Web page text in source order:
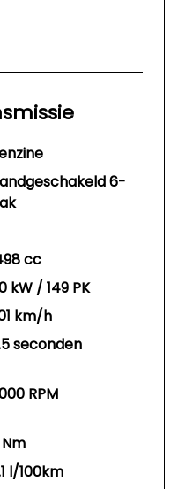
6-
cc
kW / 149 PK
km/h
seconden
RPM
l/100km